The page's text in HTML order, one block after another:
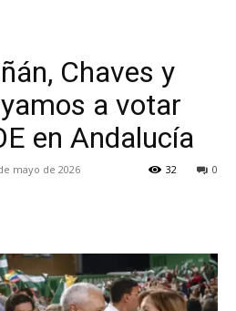
Chaves y
a votar
en Andalucía
mayo de 2026 0
32